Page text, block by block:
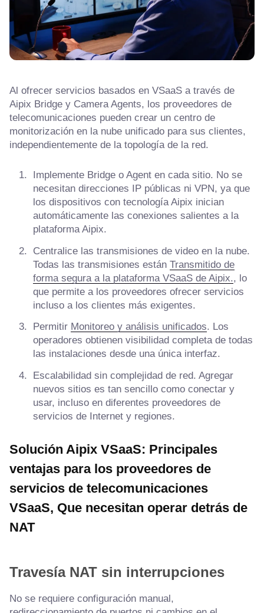
Al ofrecer servicios basados en VSaaS a través de
Aipix Bridge y Camera Agents, los proveedores de
telecomunicaciones pueden crear un centro de
monitorización en la nube unificado para sus clientes,
independientemente de la topología de la red.
Implemente Bridge o Agent en cada sitio. No se
necesitan direcciones IP públicas ni VPN, ya que
los dispositivos con tecnología Aipix inician
automáticamente las conexiones salientes a la
plataforma Aipix.
Centralice las transmisiones de video en la nube.
Todas las transmisiones están Transmitido de
forma segura a la plataforma VSaaS de Aipix., lo
que permite a los proveedores ofrecer servicios
incluso a los clientes más exigentes.
Permitir Monitoreo y análisis unificados. Los
operadores obtienen visibilidad completa de todas
las instalaciones desde una única interfaz.
Escalabilidad sin complejidad de red. Agregar
nuevos sitios es tan sencillo como conectar y
usar, incluso en diferentes proveedores de
servicios de Internet y regiones.
Solución Aipix VSaaS: Principales
ventajas para los proveedores de
servicios de telecomunicaciones
VSaaS, Que necesitan operar detrás de
NAT
Travesía NAT sin interrupciones
No se requiere configuración manual,